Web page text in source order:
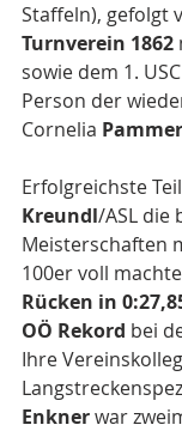
Staffeln), gefolgt
Turnverein 1862
sowie dem 1.
Person der
Cornelia Pammer
Erfolgreichste
Kreundl/ASL die
Meisterschaften
100er voll
Rücken in
OÖ Rekord bei
Ihre
Enkner war